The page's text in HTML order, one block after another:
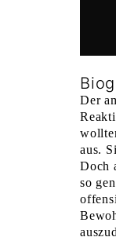
Der
aus.
Doch
so